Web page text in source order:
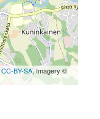
CC-BY-SA, Imagery ©